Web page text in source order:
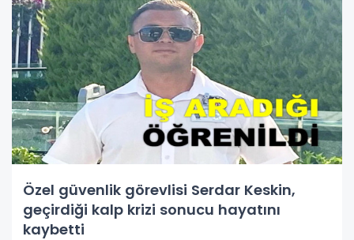
Özel güvenlik görevlisi Serdar Keskin,
geçirdiği kalp krizi sonucu hayatını
kaybetti